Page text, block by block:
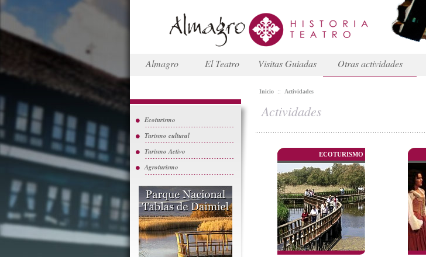
Almagro El Teatro Visitas Guiadas Otras actividades
Ecoturismo
Turismo cultural
Turismo Activo
Agroturismo
Inicio :: Actividades
Actividades
ECOTURISMO